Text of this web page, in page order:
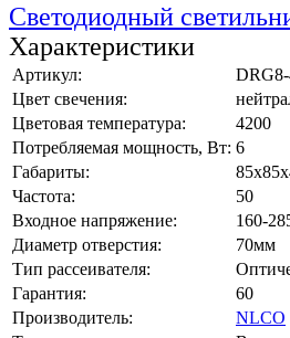
Светодиодный
Характеристики
Артикул:
Цвет свечения:
Цветовая температура:
4200
Потребляемая мощность, Вт: 6
Габариты:
Частота:
50
Входное напряжение:
160-
Диаметр отверстия:
70мм
Тип рассеивателя:
Гарантия:
60
Производитель:
NLCO